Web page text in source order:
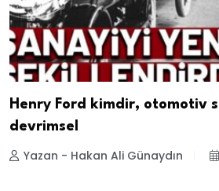
Henry Ford kimdir, otomotiv
devrimsel
Yazan - Hakan Ali Günaydın